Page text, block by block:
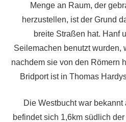
Menge an Raum, der
herzustellen, ist der Grund
breite Straßen hat. Hanf
Seilemachen benutzt wurden,
nachdem sie von den Römern
Bridport ist in Thomas
Die Westbucht war
befindet sich 1,6km südlich